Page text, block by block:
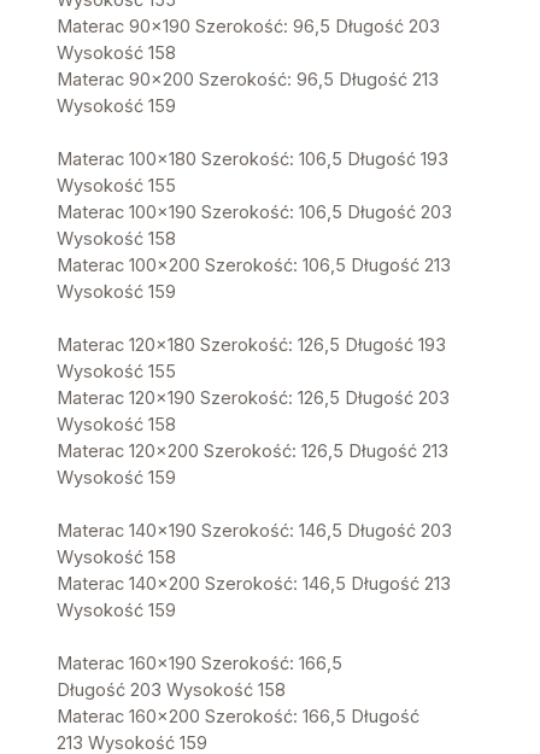
Materac 90x190 Szerokość: 96,5 Długość 203
Wysokość 158
Materac 90x200 Szerokość: 96,5 Długość 213
Wysokość 159
Materac 100x180 Szerokość: 106,5 Długość 193
Wysokość 155
Materac 100x190 Szerokość: 106,5 Długość 203
Wysokość 158
Materac 100x200 Szerokość: 106,5 Długość 213
Wysokość 159
Materac 120x180 Szerokość: 126,5 Długość 193
Wysokość 155
Materac 120x190 Szerokość: 126,5 Długość 203
Wysokość 158
Materac 120x200 Szerokość: 126,5 Długość 213
Wysokość 159
Materac 140x190 Szerokość: 146,5 Długość 203
Wysokość 158
Materac 140x200 Szerokość: 146,5 Długość 213
Wysokość 159
Materac 160x190 Szerokość: 166,5
Długość 203 Wysokość 158
Materac 160x200 Szerokość: 166,5 Długość
213 Wysokość 159